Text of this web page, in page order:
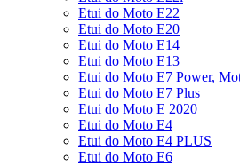
Etui do Moto E22
Etui do Moto E20
Etui do Moto E14
Etui do Moto E13
Etui do Moto E7 Power,
Etui do Moto E7 Plus
Etui do Moto E 2020
Etui do Moto E4
Etui do Moto E4 PLUS
Etui do Moto E6